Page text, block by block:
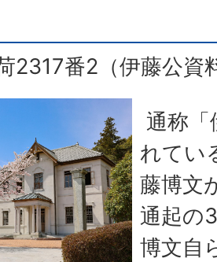
2317番2（伊藤公資
通称「
れてい
藤博文
通起の
博文自